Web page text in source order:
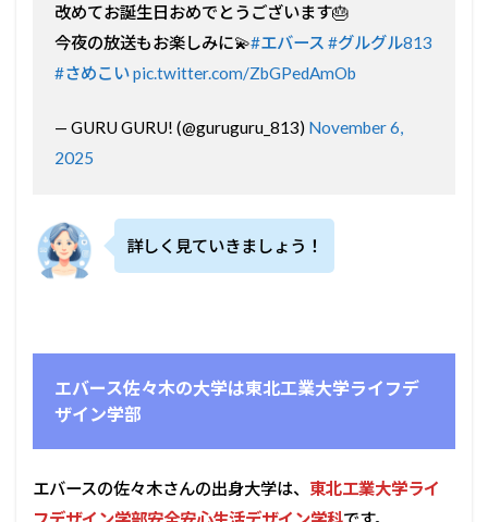
改めてお誕生日おめでとうございます🎂
今夜の放送もお楽しみに💫#エバース #グルグル813
#さめこいpic.twitter.com/ZbGPedAmOb
— GURU GURU! (@guruguru_813) November 6,
2025
詳しく見ていきましょう！
エバース佐々木の大学は東北工業大学ライフデ
ザイン学部
エバースの佐々木さんの出身大学は、 東北工業大学ライ